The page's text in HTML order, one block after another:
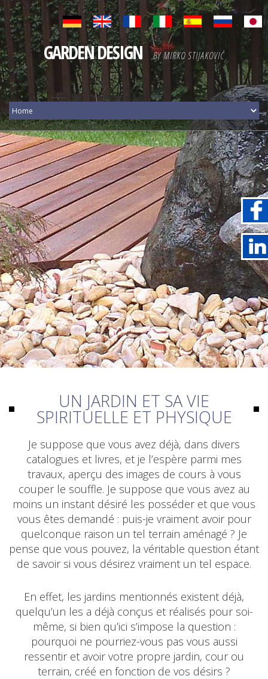
GARDEN DESIGN BY MIRKO STIJAKOVIĆ
UN JARDIN ET SA VIE
SPIRITUELLE ET PHYSIQUE
Je suppose que vous avez déjà, dans divers
catalogues et livres, et je l’espère parmi mes
travaux, aperçu des images de cours à vous
couper le souffle. Je suppose que vous avez au
moins un instant désiré les posséder et que vous
vous êtes demandé : puis-je vraiment avoir pour
quelconque raison un tel terrain aménagé ? Je
pense que vous pouvez, la véritable question étant
de savoir si vous désirez vraiment un tel espace.
En effet, les jardins mentionnés existent déjà,
quelqu’un les a déjà conçus et réalisés pour soi-
même, si bien qu’ici s’impose la question :
pourquoi ne pourriez-vous pas vous aussi
ressentir et avoir votre propre jardin, cour ou
terrain, créé en fonction de vos désirs ?